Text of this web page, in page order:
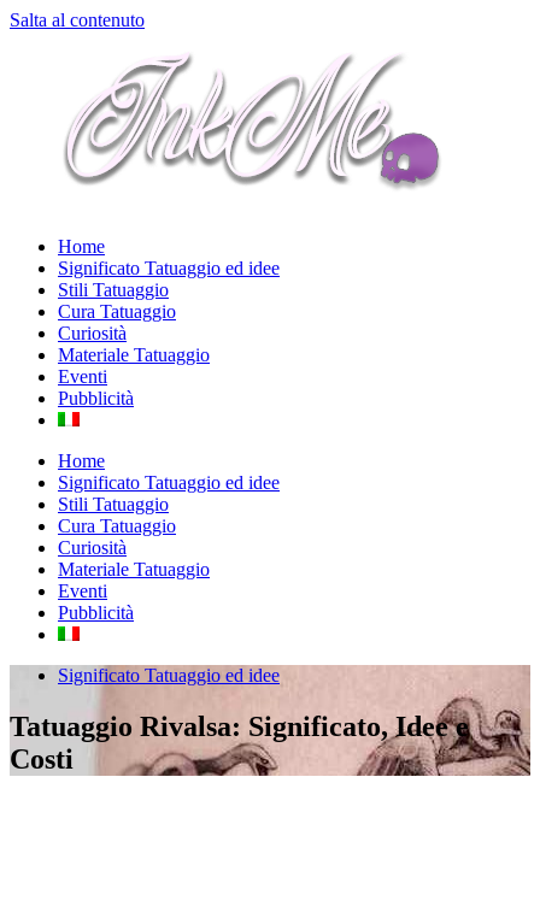
Salta al contenuto
Home
Significato Tatuaggio ed idee
Stili Tatuaggio
Cura Tatuaggio
Curiosità
Materiale Tatuaggio
Eventi
Pubblicità
Home
Significato Tatuaggio ed idee
Stili Tatuaggio
Cura Tatuaggio
Curiosità
Materiale Tatuaggio
Eventi
Pubblicità
Significato Tatuaggio ed idee
Tatuaggio Rivalsa: Significato, Idee e
Costi